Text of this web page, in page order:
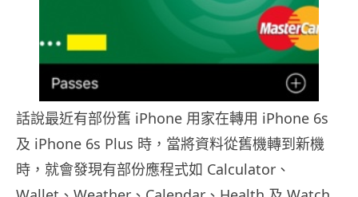
話說最近有部份舊 iPhone 用家在轉用 iPhone 6s
及 iPhone 6s Plus 時，當將資料從舊機轉到新機
時，就會發現有部份應程式如 Calculator、